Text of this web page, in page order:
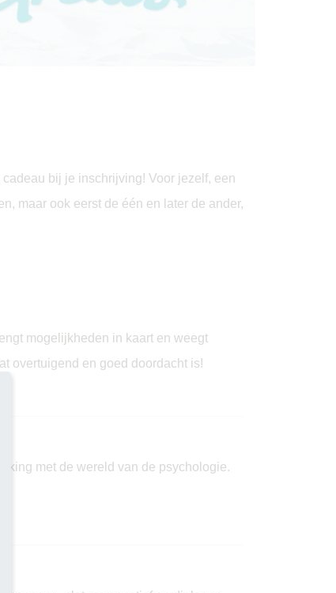
bij je inschrijving! Voor jezelf, een
maar ook eerst de één en later de ander,
mogelijkheden in kaart en weegt
overtuigend en goed doordacht is!
met de wereld van de psychologie.